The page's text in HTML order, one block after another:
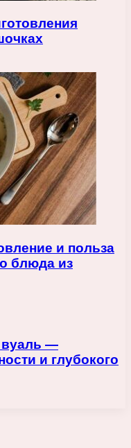
и польза
блюда из
вуаль —
и глубокого